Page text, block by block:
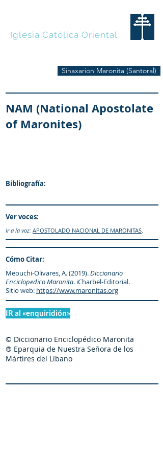
Iglesia Católica Oriental
Sinaxarion Maronita (Santoral)
NAM (National Apostolate
of Maronites)
Bibliografía:
Ver voces:
Ir a la voz: APOSTOLADO NACIONAL DE MARONITAS.
Cómo Citar:
Meouchi-Olivares, A. (2019).Diccionario
Enciclopedico Maronita. iCharbel-Editorial.
Sitio web: https://www.maronitas.org
IR al «enquiridión»
© Diccionario Enciclopédico Maronita
® Eparquia de Nuestra Señora de los
Mártires del Líbano